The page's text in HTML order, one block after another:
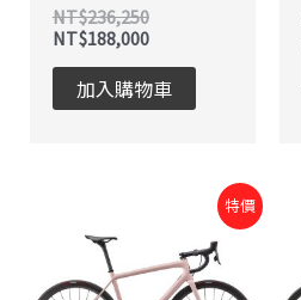
NT$236,250
NT$188,000
加入購物車
特價
格：
NT$275,000。
格：
NT$190,000。